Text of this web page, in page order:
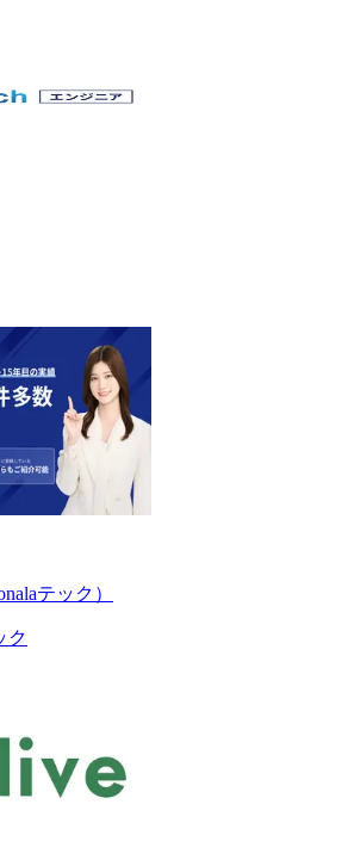
テック）
ク